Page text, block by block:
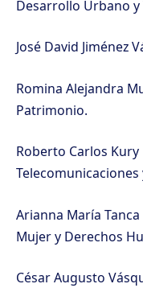
Desarrollo Urbano y
José David Jiménez
Romina Alejandra
Patrimonio.
Roberto Carlos
Arianna María
Mujer y Derechos
César Augusto